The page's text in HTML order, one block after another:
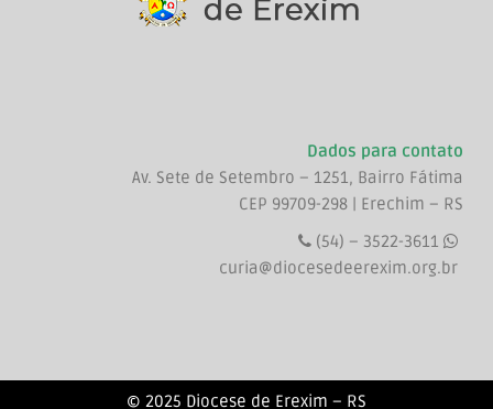
Dados para contato
Av. Sete de Setembro – 1251, Bairro Fátima
CEP 99709-298 | Erechim – RS
(54) – 3522-3611
curia@diocesedeerexim.org.br
© 2025 Diocese de Erexim – RS